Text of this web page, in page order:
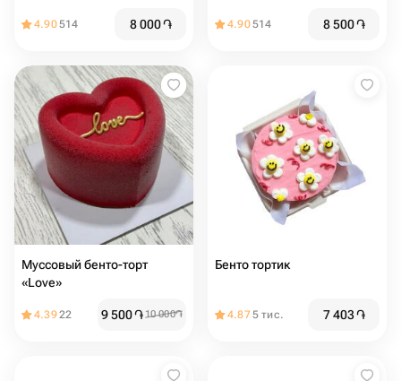
4.90514 8 000֏
/ бмв / ауди. Для мужа,
4.90514 8 500֏
Муссовый бенто-торт
«Love»
4.3922 9 500֏10 000֏
Бенто тортик
4.875 тис. 7 403֏